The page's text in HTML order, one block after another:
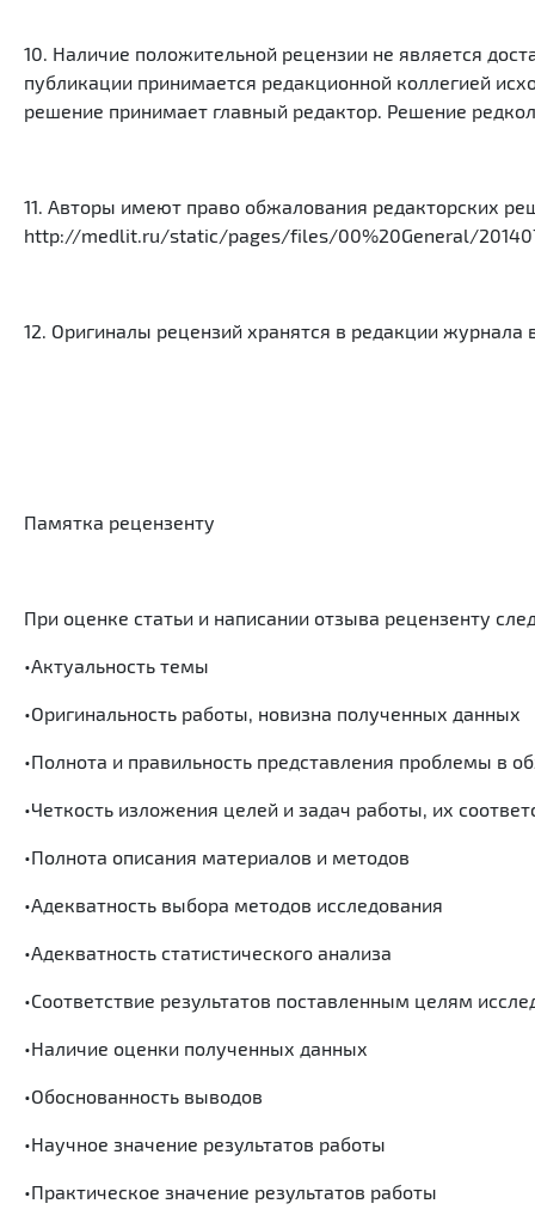
10. Наличие положительной рецензии не является
публикации принимается редакционной коллегией
решение принимает главный редактор. Решение
11. Авторы имеют право обжалования редакторских
http://medlit.ru/static/pages/files/00%20General/
12. Оригиналы рецензий хранятся в редакции журнала
Памятка рецензенту
При оценке статьи и написании отзыва рецензенту
•Актуальность темы
•Оригинальность работы, новизна полученных данных
•Полнота и правильность представления проблемы в
•Четкость изложения целей и задач работы, их
•Полнота описания материалов и методов
•Адекватность выбора методов исследования
•Адекватность статистического анализа
•Соответствие результатов поставленным целям
•Наличие оценки полученных данных
•Обоснованность выводов
•Научное значение результатов работы
•Практическое значение результатов работы